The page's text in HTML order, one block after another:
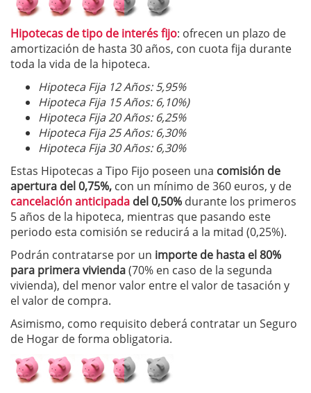
Hipotecas de tipo de interés fijo: ofrecen un plazo de
amortización de hasta 30 años, con cuota fija durante
toda la vida de la hipoteca.
Hipoteca Fija 12 Años: 5,95%
Hipoteca Fija 15 Años: 6,10%)
Hipoteca Fija 20 Años: 6,25%
Hipoteca Fija 25 Años: 6,30%
Hipoteca Fija 30 Años: 6,30%
Estas Hipotecas a Tipo Fijo poseen una comisión de
apertura del 0,75%, con un mínimo de 360 euros, y de
cancelación anticipada del 0,50% durante los primeros
5 años de la hipoteca, mientras que pasando este
periodo esta comisión se reducirá a la mitad (0,25%).
Podrán contratarse por un importe de hasta el 80%
para primera vivienda(70% en caso de la segunda
vivienda), del menor valor entre el valor de tasación y
el valor de compra.
Asimismo, como requisito deberá contratar un Seguro
de Hogar de forma obligatoria.